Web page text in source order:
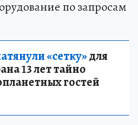
по запросам
«сетку»для
13 лет тайно
гостей